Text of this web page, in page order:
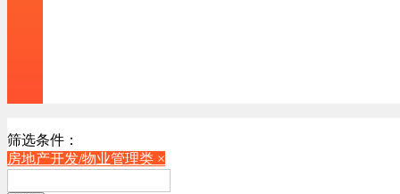
筛选条件：
房地产开发/物业管理类 ×